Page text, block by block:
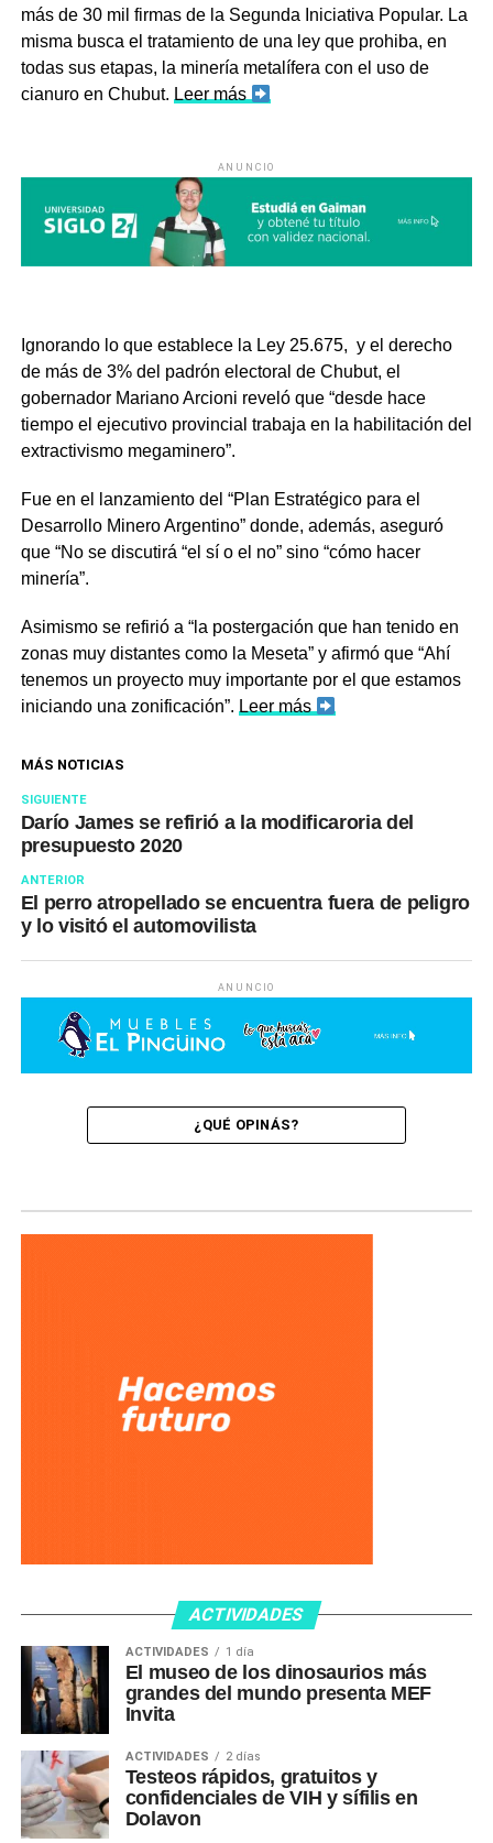
más de 30 mil firmas de la Segunda Iniciativa Popular. La
misma busca el tratamiento de una ley que prohiba, en
todas sus etapas, la minería metalífera con el uso de
cianuro en Chubut. Leer más
ANUNCIO
Ignorando lo que establece la Ley 25.675, y el derecho
de más de 3% del padrón electoral de Chubut, el
gobernador Mariano Arcioni reveló que “desde hace
tiempo el ejecutivo provincial trabaja en la habilitación del
extractivismo megaminero”.
Fue en el lanzamiento del “Plan Estratégico para el
Desarrollo Minero Argentino”donde, además, aseguró
que “No se discutirá “el sí o el no” sino “cómo hacer
minería”.
Asimismo se refirió a “la postergación que han tenido en
zonas muy distantes como la Meseta” y afirmó que “Ahí
tenemos un proyecto muy importante por el que estamos
iniciando una zonificación”. Leer más
MÁS NOTICIAS
SIGUIENTE
Darío James se refirió a la modificaroria del
presupuesto 2020
ANTERIOR
El perro atropellado se encuentra fuera de peligro
y lo visitó el automovilista
ANUNCIO
¿QUÉ OPINÁS?
ACTIVIDADES
ACTIVIDADES 1 día
El museo de los dinosaurios más
grandes del mundo presenta MEF
Invita
ACTIVIDADES 2 días
Testeos rápidos, gratuitos y
confidenciales de VIH y sífilis en
Dolavon